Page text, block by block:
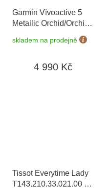
Garmin Vívoactive 5
Metallic Orchid/Orchid
skladem na prodejně
4 990 Kč
Tissot Everytime Lady
T143.210.33.021.00 +